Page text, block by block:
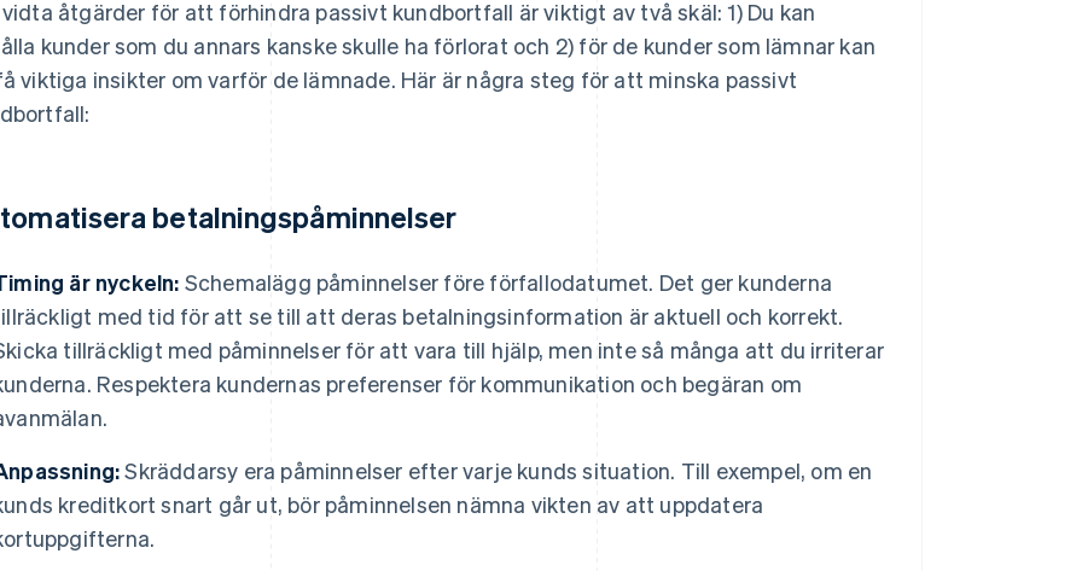
åtgärder för att förhindra passivt kundbortfall är viktigt av två skäl: 1) Du kan
kunder som du annars kanske skulle ha förlorat och 2) för de kunder som lämnar kan
viktiga insikter om varför de lämnade. Här är några steg för att minska passivt
betalningspåminnelser
är nyckeln: Schemalägg påminnelser före förfallodatumet. Det ger kunderna
med tid för att se till att deras betalningsinformation är aktuell och korrekt.
tillräckligt med påminnelser för att vara till hjälp, men inte så många att du irriterar
Respektera kundernas preferenser för kommunikation och begäran om
Skräddarsy era påminnelser efter varje kunds situation. Till exempel, om en
kreditkort snart går ut, bör påminnelsen nämna vikten av att uppdatera